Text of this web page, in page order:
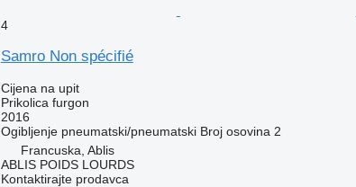
4
Samro Non spécifié
Cijena na upit
Prikolica furgon
2016
Ogibljenje pneumatski/pneumatski Broj osovina 2
Francuska, Ablis
ABLIS POIDS LOURDS
Kontaktirajte prodavca